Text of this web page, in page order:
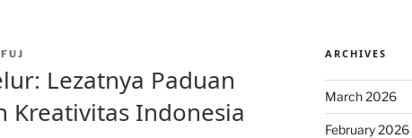
Lezatnya Paduan
Kreativitas Indonesia
ARCHIVES
March 2026
February 2026